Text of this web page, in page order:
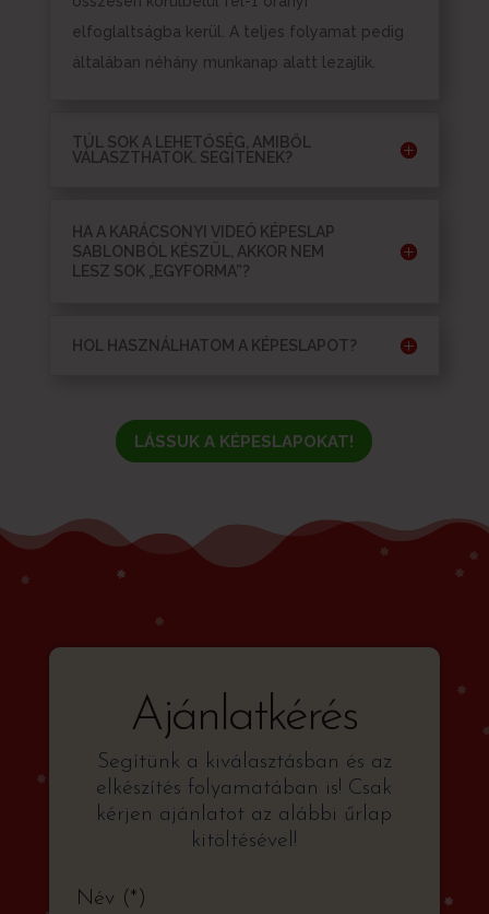
elfoglaltságba kerül. A teljes folyamat pedig
általában néhány munkanap alatt lezajlik.
TÚL SOK A LEHETŐSÉG, AMIBŐL
VÁLASZTHATOK. SEGÍTENEK?
HA A KARÁCSONYI VIDEÓ KÉPESLAP
SABLONBÓL KÉSZÜL, AKKOR NEM
LESZ SOK „EGYFORMA”?
HOL HASZNÁLHATOM A KÉPESLAPOT?
LÁSSUK A KÉPESLAPOKAT!
Ajánlatkérés
Segítünk a kiválasztásban és az
elkészítés folyamatában is! Csak
kérjen ajánlatot az alábbi űrlap
kitöltésével!
Név *